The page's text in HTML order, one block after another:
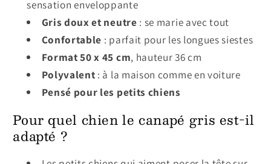
sensation enveloppante
Gris doux et neutre : se marie avec tout
Confortable : parfait pour les longues siestes
Format 50 x 45 cm, hauteur 36 cm
Polyvalent : à la maison comme en voiture
Pensé pour les petits chiens
Pour quel chien le canapé gris est-il
adapté ?